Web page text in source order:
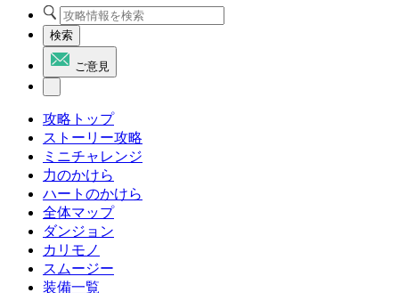
検索
ご意見
攻略トップ
ストーリー攻略
ミニチャレンジ
力のかけら
ハートのかけら
全体マップ
ダンジョン
カリモノ
スムージー
装備一覧